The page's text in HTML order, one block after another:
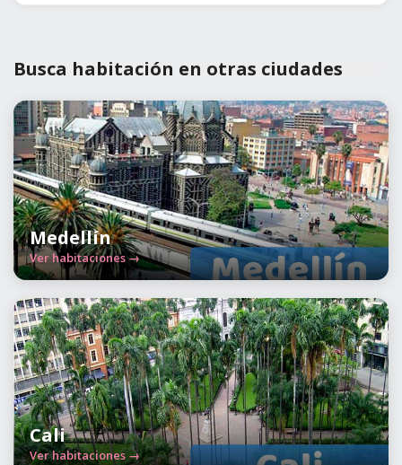
Busca habitación en otras ciudades
Medellín
Ver habitaciones →
Cali
Ver habitaciones →